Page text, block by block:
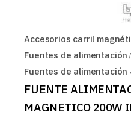
Accesorios carril
Fuentes de alimentación
Fuentes de alimentación
FUENTE
MAGNETICO 200W